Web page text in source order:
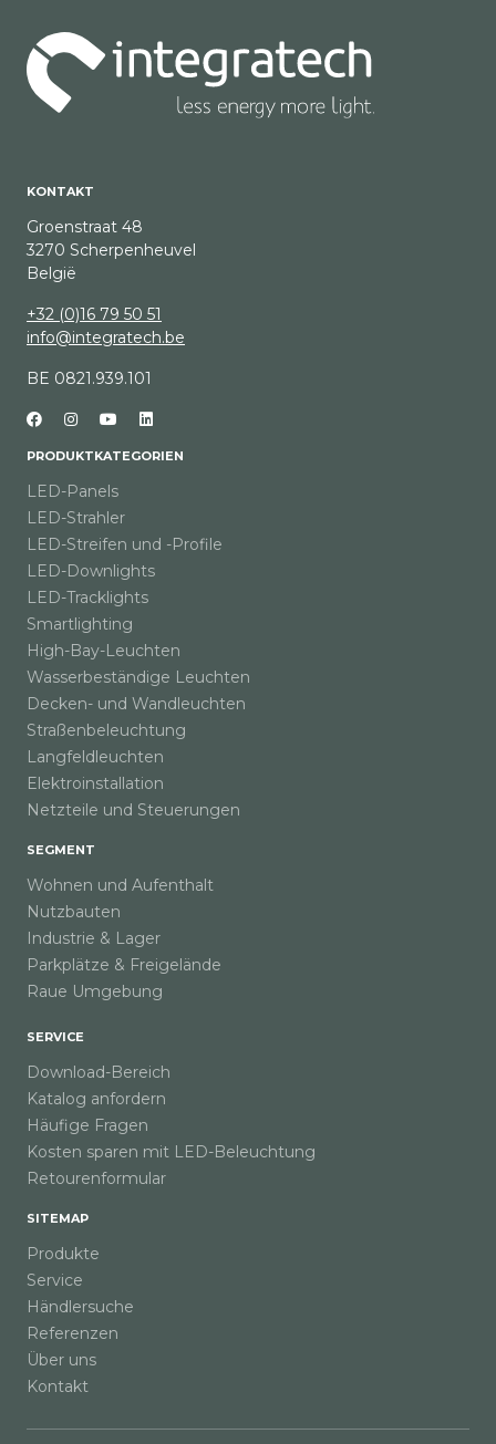
KONTAKT
Groenstraat 48
3270 Scherpenheuvel
België
+32 (0)16 79 50 51
info@integratech.be
BE 0821.939.101
PRODUKTKATEGORIEN
LED-Panels
LED-Strahler
LED-Streifen und -Profile
LED-Downlights
LED-Tracklights
Smartlighting
High-Bay-Leuchten
Wasserbeständige Leuchten
Decken- und Wandleuchten
Straßenbeleuchtung
Langfeldleuchten
Elektroinstallation
Netzteile und Steuerungen
SEGMENT
Wohnen und Aufenthalt
Nutzbauten
Industrie & Lager
Parkplätze & Freigelände
Raue Umgebung
SERVICE
Download-Bereich
Katalog anfordern
Häufige Fragen
Kosten sparen mit LED-Beleuchtung
Retourenformular
SITEMAP
Produkte
Service
Händlersuche
Referenzen
Über uns
Kontakt